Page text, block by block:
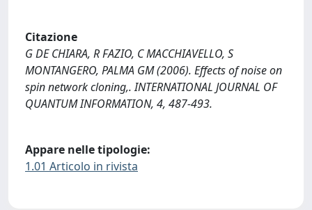
Citazione
G DE CHIARA, R FAZIO, C MACCHIAVELLO, S
MONTANGERO, PALMA GM (2006). Effects of noise on
spin network cloning,. INTERNATIONAL JOURNAL OF
QUANTUM INFORMATION, 4, 487-493.
Appare nelle tipologie:
1.01 Articolo in rivista